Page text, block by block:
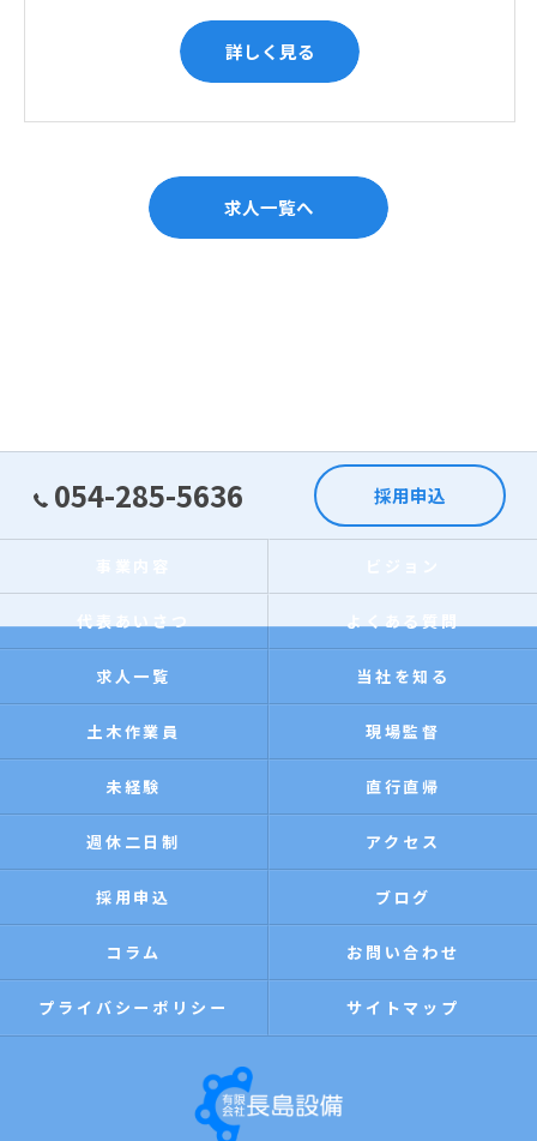
詳しく見る
求人一覧へ
054-285-5636 採用申込
代表あいさつ よくある質問
求人一覧 当社を知る
土木作業員 現場監督
未経験 直行直帰
週休二日制 アクセス
採用申込 ブログ
コラム お問い合わせ
プライバシーポリシー サイトマップ